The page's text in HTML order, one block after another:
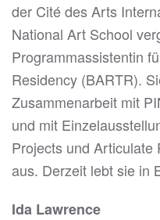
der Cité des Arts
National Art School
Programmassistentin
Residency (BARTR).
Zusammenarbeit mit
und mit
Projects und Articulate
aus. Derzeit lebt sie in
Ida Lawrence